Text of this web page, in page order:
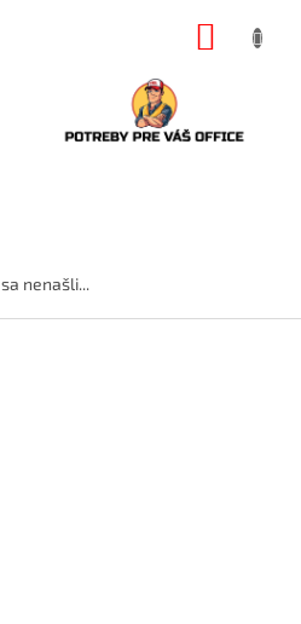
sa nenašli...